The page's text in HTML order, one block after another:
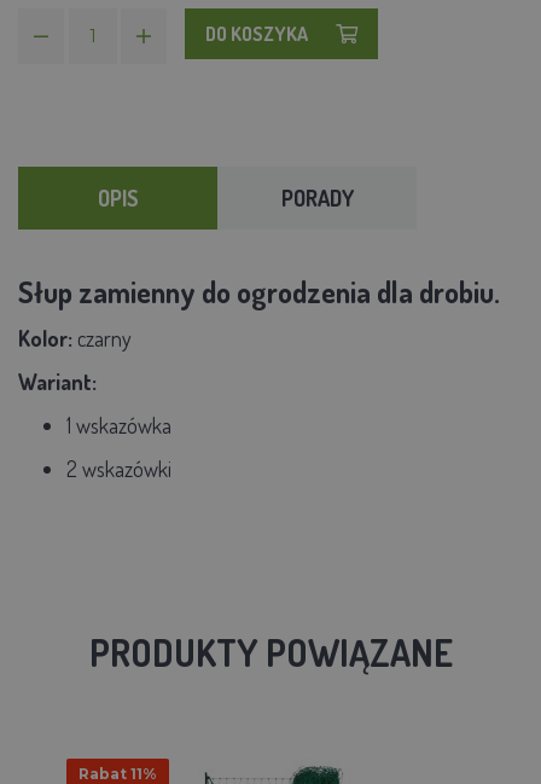
DO KOSZYKA
OPIS PORADY
Słup zamienny do ogrodzenia dla drobiu.
Kolor: czarny
Wariant:
1 wskazówka
2 wskazówki
PRODUKTY POWIĄZANE
Rabat 11%